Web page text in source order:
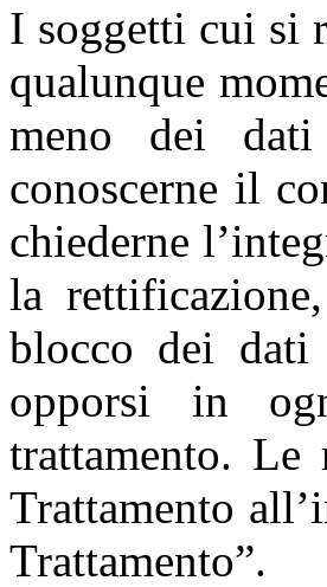
I soggetti cui si
qualunque
meno dei
conoscerne il
chiederne
la
blocco dei
opporsi in
trattamento. Le
Trattamento
Trattamento”.